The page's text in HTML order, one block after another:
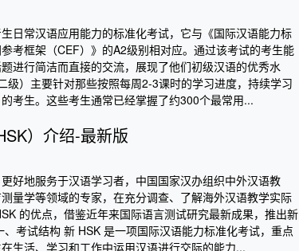
日常汉语应用能力的标准化考试，它与《国际汉语能力标
考框架（CEF）》的A2级别相对应。通过该考试的考生能
进行简洁而直接的交流，展现了他们初级汉语的优秀水
级）主要针对那些按照每周2-3课时的学习进度，持续学习
考生。这些考生通常已经掌握了约300个最常用...
）介绍-最新版
好地服务于汉语学习者，中国国家汉办组织中外汉语教
量学等领域的专家，在充分调查、了解海外汉语教学实际
的优点，借鉴近年来国际语言测试研究最新成果，推出新
考试结构 新 HSK 是一项国际汉语能力标准化考试，重点
生活、学习和工作中运用汉语进行交际的能力...